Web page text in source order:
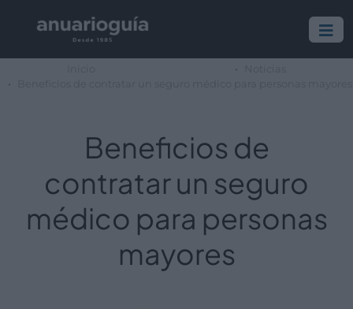
Beneficios de
contratar un seguro
médico para personas
mayores